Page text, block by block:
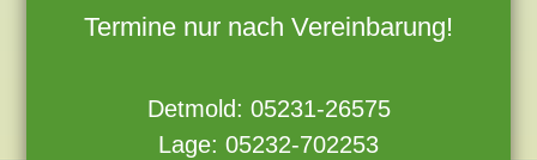
Termine nur nach Vereinbarung!
Detmold: 05231-26575
Lage: 05232-702253